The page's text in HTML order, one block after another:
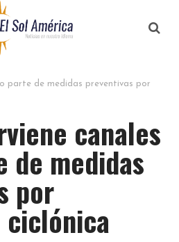
parte de medidas preventivas por
canales
de medidas
por